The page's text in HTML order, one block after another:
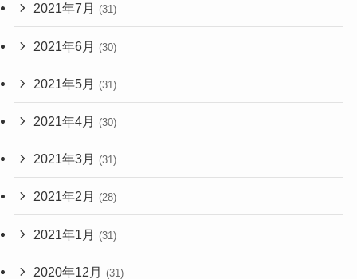
2021年7月 (31)
2021年6月 (30)
2021年5月 (31)
2021年4月 (30)
2021年3月 (31)
2021年2月 (28)
2021年1月 (31)
2020年12月 (31)